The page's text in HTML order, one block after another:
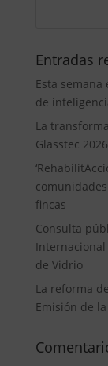
Entradas
Esta
de
La
Glasstec 2026
fincas
Consulta
Internacional
de Vidrio
La reforma
Emisión de